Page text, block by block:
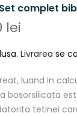
Set complet
lei
Livrarea se
luand in
bosorsilicata
tetinei